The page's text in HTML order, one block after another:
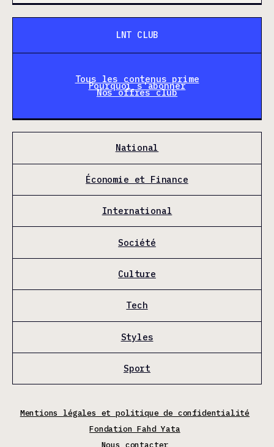
LNT CLUB
Tous les contenus prime
Pourquoi s'abonner
Nos offres club
National
Économie et Finance
International
Société
Culture
Tech
Styles
Sport
Mentions légales et politique de confidentialité
Fondation Fahd Yata
Nous contacter